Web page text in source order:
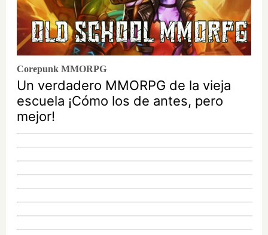
Corepunk MMORPG
Un verdadero MMORPG de la vieja
escuela ¡Cómo los de antes, pero
mejor!